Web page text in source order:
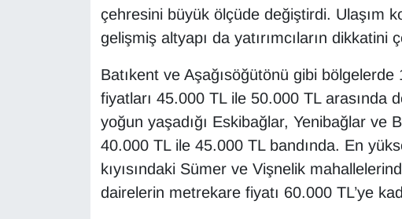
çehresini büyük ölçüde değiştirdi. Ulaşım
gelişmiş altyapı da yatırımcıların dikkatini
Batıkent ve Aşağısöğütönü gibi
fiyatları 45.000 TL ile 50.000 TL arasında
yoğun yaşadığı Eskibağlar, Yenibağlar ve
40.000 TL ile 45.000 TL bandında. En
kıyısındaki Sümer ve Vişnelik
dairelerin metrekare fiyatı 60.000 TL’ye